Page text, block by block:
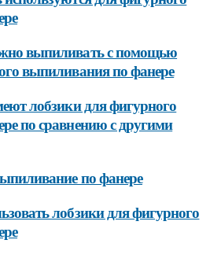
выпиливать с помощью
выпиливания по фанере
лобзики для фигурного
по сравнению с другими
по фанере
лобзики для фигурного